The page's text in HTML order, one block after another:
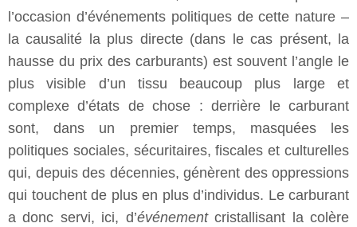
l’occasion d’événements politiques de cette nature –
la causalité la plus directe (dans le cas présent, la
hausse du prix des carburants) est souvent l’angle le
plus visible d’un tissu beaucoup plus large et
complexe d’états de chose : derrière le carburant
sont, dans un premier temps, masquées les
politiques sociales, sécuritaires, fiscales et culturelles
qui, depuis des décennies, génèrent des oppressions
qui touchent de plus en plus d’individus. Le carburant
a donc servi, ici, d’événementcristallisant la colère